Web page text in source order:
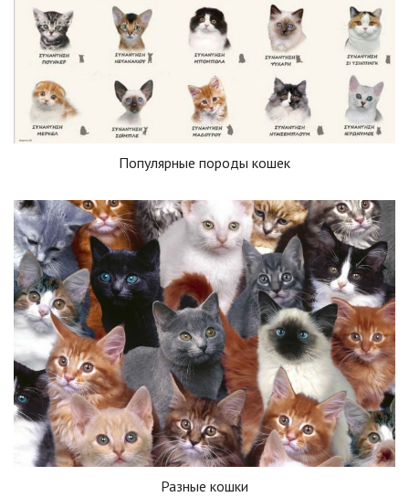
Популярные породы кошек
Разные кошки